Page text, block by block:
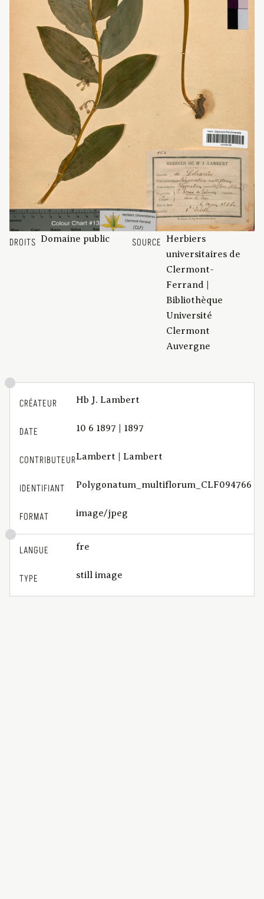
DROITS Domaine public SOURCE
Herbiers
universitaires de
Clermont-
Ferrand |
Bibliothèque
Université
Clermont
Auvergne
CRÉATEUR Hb J. Lambert
DATE 10 6 1897 | 1897
CONTRIBUTEURLambert | Lambert
IDENTIFIANT Polygonatum_multiflorum_CLF094766
FORMAT image/jpeg
LANGUE fre
TYPE still image